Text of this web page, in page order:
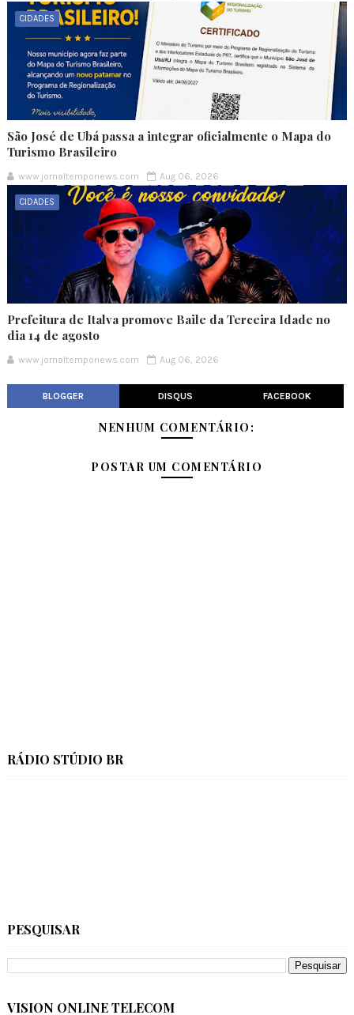
CIDADES
São José de Ubá passa a integrar oficialmente o Mapa do
Turismo Brasileiro
www.jornaltemponews.com Aug 06, 2026
CIDADES
Prefeitura de Italva promove Baile da Terceira Idade no
dia 14 de agosto
www.jornaltemponews.com Aug 06, 2026
BLOGGER DISQUS FACEBOOK
NENHUM COMENTÁRIO:
POSTAR UM COMENTÁRIO
RÁDIO STÚDIO BR
PESQUISAR
VISION ONLINE TELECOM